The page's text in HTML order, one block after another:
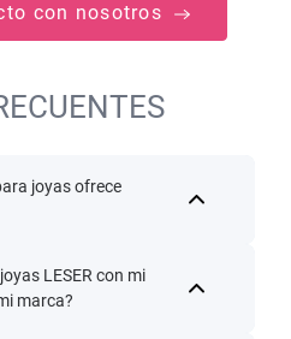
con nosotros
joyas ofrece
LESER con mi
marca?